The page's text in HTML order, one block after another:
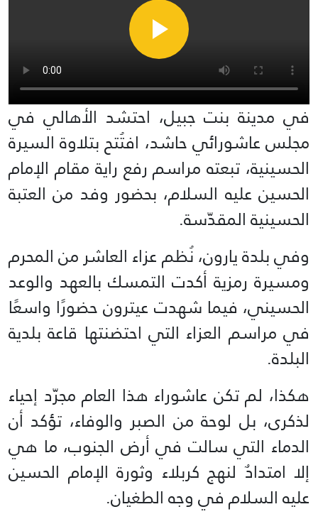
في مدينة بنت جبيل، احتشد الأهالي في
مجلس عاشورائي حاشد، افتُتح بتلاوة السيرة
الحسينية، تبعته مراسم رفع راية مقام الإمام
الحسين عليه السلام، بحضور وفد من العتبة
الحسينية المقدّسة.
وفي بلدة يارون، نُظم عزاء العاشر من المحرم
ومسيرة رمزية أكدت التمسك بالعهد والوعد
الحسيني، فيما شهدت عيترون حضورًا واسعًا
في مراسم العزاء التي احتضنتها قاعة بلدية
البلدة.
هكذا، لم تكن عاشوراء هذا العام مجرّد إحياء
لذكرى، بل لوحة من الصبر والوفاء، تؤكد أن
الدماء التي سالت في أرض الجنوب، ما هي
إلا امتدادٌ لنهج كربلاء وثورة الإمام الحسين
عليه السلام في وجه الطغيان.